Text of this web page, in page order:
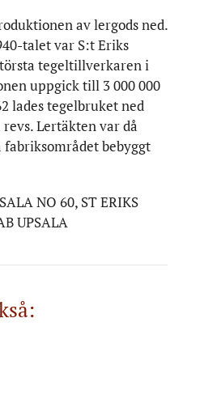
av lergods ned.
talet var S:t Eriks
tegeltillverkaren i
uppgick till 3 000 000
lades tegelbruket ned
Lertäkten var då
bebyggt
NO 60, ST ERIKS
UPSALA